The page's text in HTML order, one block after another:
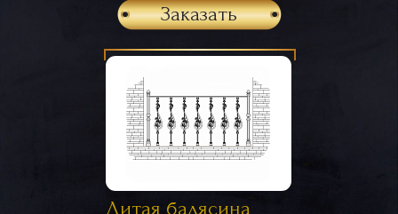
Заказать
Литая балясина